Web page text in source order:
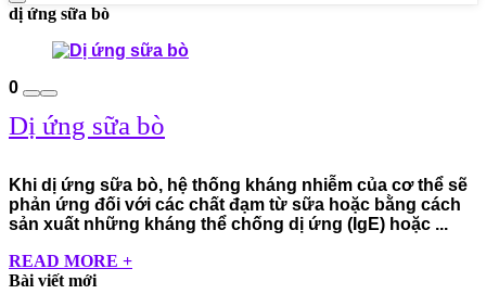
dị ứng sữa bò
0
Dị ứng sữa bò
Khi dị ứng sữa bò, hệ thống kháng nhiễm của cơ thể sẽ
phản ứng đối với các chất đạm từ sữa hoặc bằng cách
sản xuất những kháng thể chống dị ứng (IgE) hoặc ...
READ MORE +
Bài viết mới